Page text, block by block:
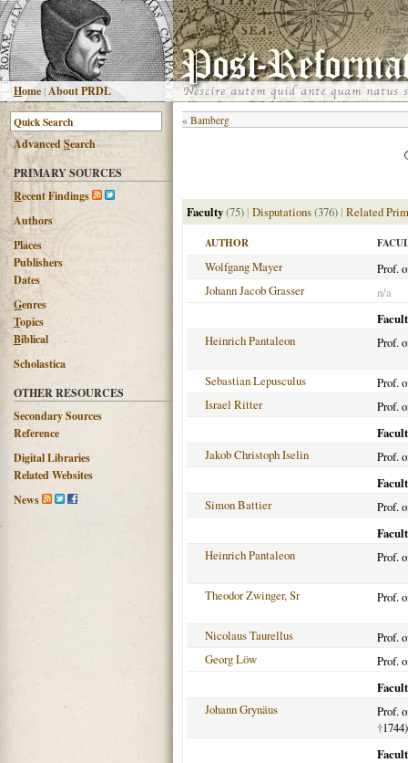
Home |About PRDL
AdvancedSearch
PRIMARY SOURCES
Recent Findings
Authors
Places
Publishers
Dates
Genres
Topics
Biblical
Scholastica
OTHER RESOURCES
Secondary Sources
Reference
Digital Libraries
Related Websites
News
« Bamberg
Faculty(75) | Disputations(376) | Related
AUTHOR
Wolfgang Mayer
Prof.
Johann Jacob Grasser
n/a
Heinrich Pantaleon
Prof.
Sebastian Lepusculus
Prof.
Israel Ritter
Prof.
Jakob Christoph Iselin
Prof.
Simon Battier
Prof.
Heinrich Pantaleon
Prof.
Theodor Zwinger, Sr Prof.
Nicolaus Taurellus
Prof.
Georg Löw
Prof.
Johann Grynäus
Prof.
†1744)